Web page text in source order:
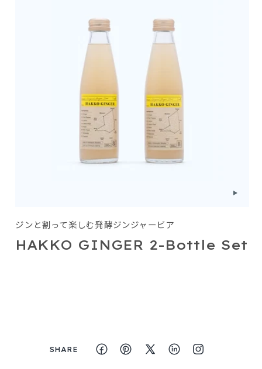
ジンと割って楽しむ発酵ジンジャービア
HAKKO GINGER 2-Bottle Set
SHARE